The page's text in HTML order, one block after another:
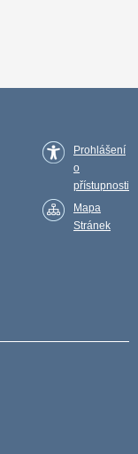
Prohlášení
o
přístupnosti
Mapa
Stránek